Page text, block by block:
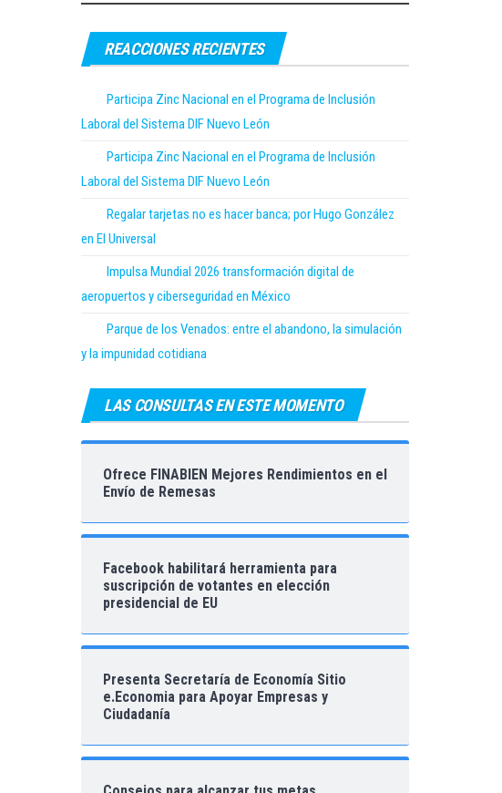
REACCIONES RECIENTES
Participa Zinc Nacional en el Programa de Inclusión
Laboral del Sistema DIF Nuevo León
Participa Zinc Nacional en el Programa de Inclusión
Laboral del Sistema DIF Nuevo León
Regalar tarjetas no es hacer banca; por Hugo González
en El Universal
Impulsa Mundial 2026 transformación digital de
aeropuertos y ciberseguridad en México
Parque de los Venados: entre el abandono, la simulación
y la impunidad cotidiana
LAS CONSULTAS EN ESTE MOMENTO
Ofrece FINABIEN Mejores Rendimientos en el
Envío de Remesas
Facebook habilitará herramienta para
suscripción de votantes en elección
presidencial de EU
Presenta Secretaría de Economía Sitio
e.Economia para Apoyar Empresas y
Ciudadanía